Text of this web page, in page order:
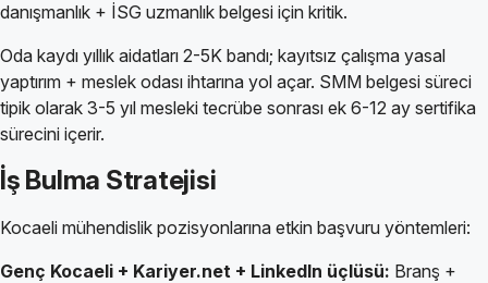
danışmanlık + İSG uzmanlık belgesi için kritik.
Oda kaydı yıllık aidatları 2-5K bandı; kayıtsız çalışma yasal
yaptırım + meslek odası ihtarına yol açar. SMM belgesi süreci
tipik olarak 3-5 yıl mesleki tecrübe sonrası ek 6-12 ay sertifika
sürecini içerir.
İş Bulma Stratejisi
Kocaeli mühendislik pozisyonlarına etkin başvuru yöntemleri:
Genç Kocaeli + Kariyer.net + LinkedIn üçlüsü: Branş +